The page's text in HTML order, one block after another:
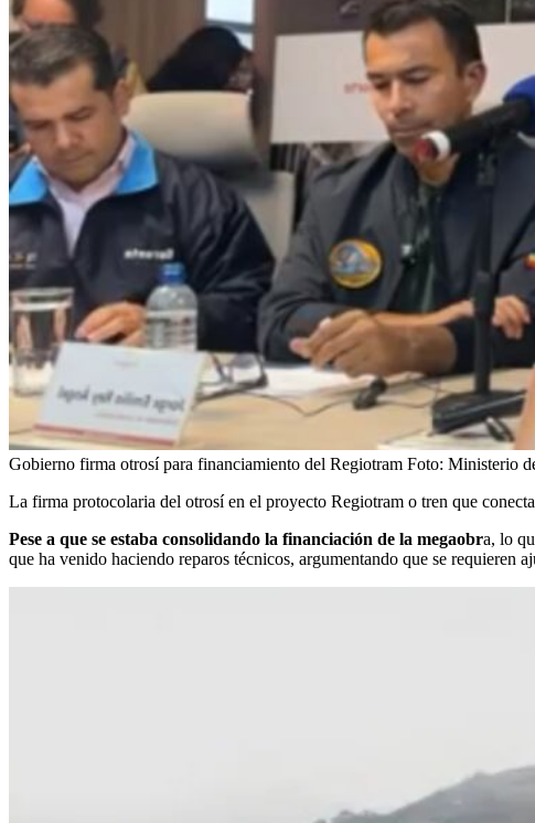
Gobierno firma otrosí para financiamiento del Regiotram Foto: Ministerio
La firma protocolaria del otrosí en el proyecto Regiotram o tren que
Pese a que se estaba consolidando la financiación de la megaobra, lo
que ha venido haciendo reparos técnicos, argumentando que se requieren